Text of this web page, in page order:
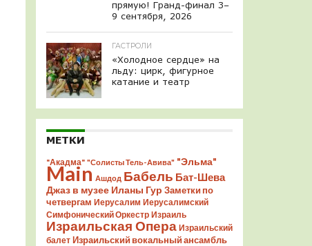
прямую! Гранд-финал 3–
9 сентября, 2026
ГАСТРОЛИ
«Холодное сердце» на
льду: цирк, фигурное
катание и театр
МЕТКИ
"Акадма" "Солисты Тель-Авива" "Эльма"
Main Ашдод Бабель Бат-Шева
Джаз в музее Иланы Гур Заметки по
четвергам Иерусалим Иерусалимский
Симфонический Оркестр Израиль
Израильская Опера Израильский
балет Израильский вокальный ансамбль